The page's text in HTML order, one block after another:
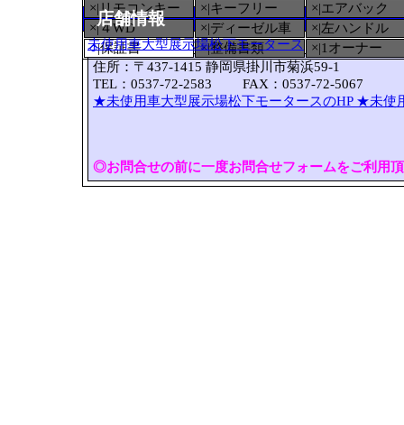
×|リモコンキー
×|キーフリー
×|エアバック
×|４WD
×|ディーゼル車
×|左ハンドル
○|保証書 ×|整備書類 ×|1オーナー
店舗情報
未使用車大型展示場松下モータース
住所：〒437-1415 静岡県掛川市菊浜59-1
TEL：0537-72-2583 FAX：0537-72-5067
★未使用車大型展示場松下モータースのHP ★未使
◎お問合せの前に一度お問合せフォームをご利用